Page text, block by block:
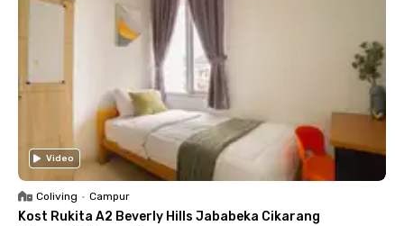
Video
Coliving • Campur
Kost Rukita A2 Beverly Hills Jababeka Cikarang